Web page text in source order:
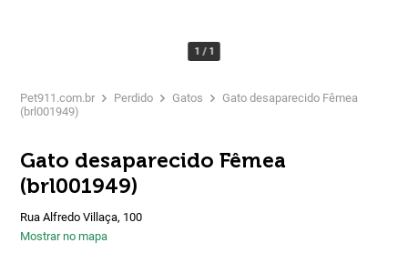
1 / 1
Pet911.com.br Perdido Gatos
Gato desaparecido Fêmea
(brl001949)
Gato desaparecido Fêmea
(brl001949)
Rua Alfredo Villaça, 100
Mostrar no mapa